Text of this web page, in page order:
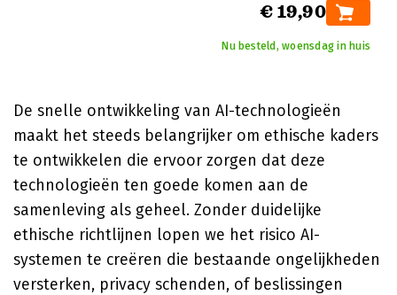
€ 19,90
Nu besteld, woensdag in huis
De snelle ontwikkeling van AI-technologieën
maakt het steeds belangrijker om ethische kaders
te ontwikkelen die ervoor zorgen dat deze
technologieën ten goede komen aan de
samenleving als geheel. Zonder duidelijke
ethische richtlijnen lopen we het risico AI-
systemen te creëren die bestaande ongelijkheden
versterken, privacy schenden, of beslissingen